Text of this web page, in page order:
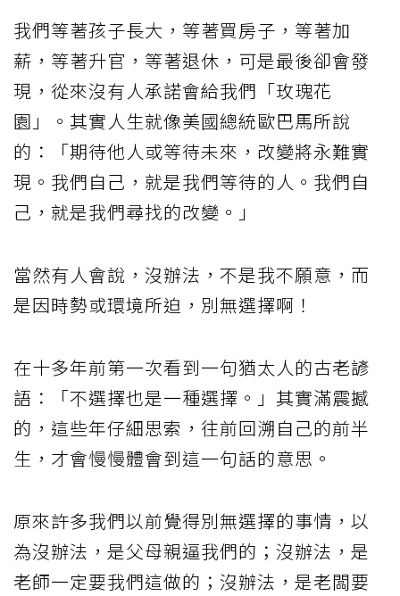
我們等著孩子長大，等著買房子，等著加
薪，等著升官，等著退休，可是最後卻會發
現，從來沒有人承諾會給我們「玫瑰花
園」。其實人生就像美國總統歐巴馬所說
的：「期待他人或等待未來，改變將永難實
現。我們自己，就是我們等待的人。我們自
己，就是我們尋找的改變。」
當然有人會說，沒辦法，不是我不願意，而
是因時勢或環境所迫，別無選擇啊！
在十多年前第一次看到一句猶太人的古老諺
語：「不選擇也是一種選擇。」其實滿震撼
的，這些年仔細思索，往前回溯自己的前半
生，才會慢慢體會到這一句話的意思。
原來許多我們以前覺得別無選擇的事情，以
為沒辦法，是父母親逼我們的；沒辦法，是
老師一定要我們這做的；沒辦法，是老闆要